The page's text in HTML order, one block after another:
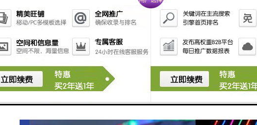
2025年6月23-26日，巴西国际照明展在巴西圣保罗盛大举行，欢迎各业界商家入驻参